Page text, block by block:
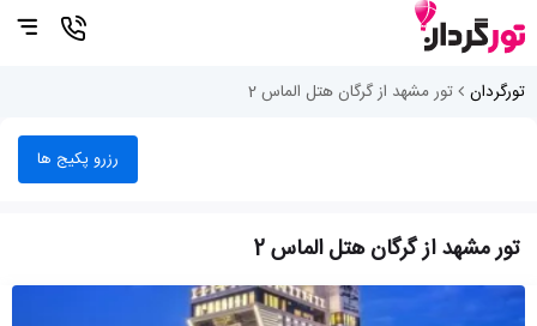
تورگردان تور مشهد از گرگان هتل الماس 2
رزرو پکیج ها
تور مشهد از گرگان هتل الماس 2